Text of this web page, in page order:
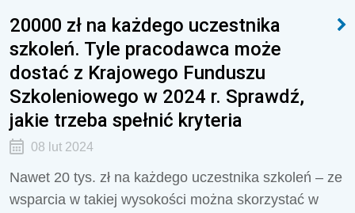
20000 zł na każdego uczestnika
szkoleń. Tyle pracodawca może
dostać z Krajowego Funduszu
Szkoleniowego w 2024 r. Sprawdź,
jakie trzeba spełnić kryteria
08 lut 2024
Nawet 20 tys. zł na każdego uczestnika szkoleń – ze
wsparcia w takiej wysokości można skorzystać w